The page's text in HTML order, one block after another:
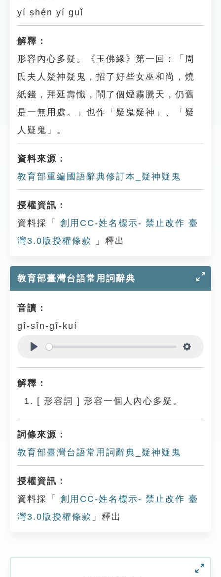
yí shén yí guǐ
解釋：
形容內心多疑。《玉佛緣》第一回：「周
氏夫人疑神疑鬼，招了好些女巫和尚，燒
紙錢，拜延壽懺，鬧了個煙霧騰天，仍舊
是一無用處。」也作「疑鬼疑神」、「疑
人疑鬼」。
資料來源：
教育部重編國語辭典修訂本_疑神疑鬼
授權資訊：
資料採「
創用CC-姓名標示- 禁止改作 臺
灣3.0版授權條款
」釋出
教育部臺灣台語常用詞辭典
音讀：
gî-sîn-gî-kuí
解釋：
[ 形容詞 ] 形容一個人內心多疑。
詞條來源：
教育部臺灣台語常用詞辭典_疑神疑鬼
授權資訊：
資料採「
創用CC-姓名標示- 禁止改作 臺
灣3.0版授權條款 」釋出